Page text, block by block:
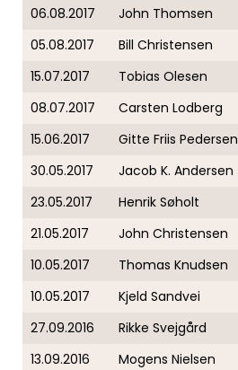
06.08.2017
John Thomsen
05.08.2017
Bill Christensen
15.07.2017
Tobias Olesen
08.07.2017
Carsten Lodberg
15.06.2017
Gitte Friis Pedersen
30.05.2017
Jacob K. Andersen
23.05.2017
Henrik Søholt
21.05.2017
John Christensen
10.05.2017
Thomas Knudsen
10.05.2017
Kjeld Sandvei
27.09.2016
Rikke Svejgård
13.09.2016
Mogens Nielsen